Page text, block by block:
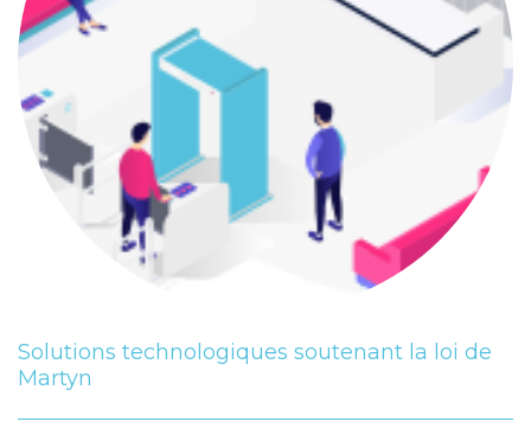
Solutions technologiques soutenant la loi de
Martyn